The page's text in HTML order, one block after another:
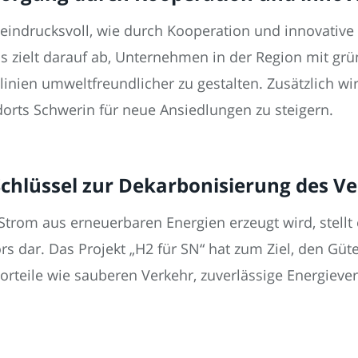
wie durch Kooperation und
zielt darauf ab, Unternehmen in der Region mit
umweltfreundlicher zu gestalten. Zusätzlich
Schwerin für neue Ansiedlungen zu steigern.
zur Dekarbonisierung des
aus erneuerbaren Energien erzeugt wird,
dar. Das Projekt „H2 für SN“ hat zum Ziel, den
wie sauberen Verkehr, zuverlässige